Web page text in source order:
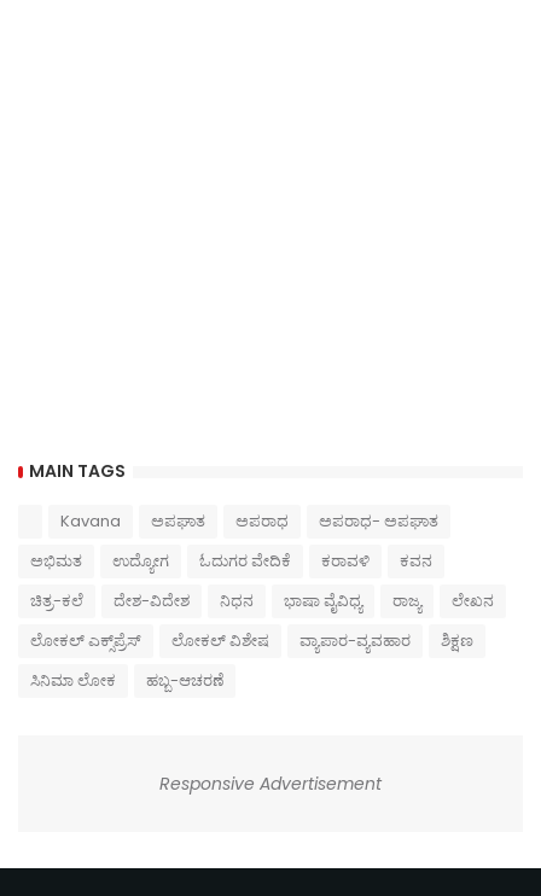
MAIN TAGS
Kavana ಅಪಘಾತ ಅಪರಾಧ
ಅಪರಾಧ- ಅಪಘಾತ
ಅಭಿಮತ
ಉದ್ಯೋಗ ಓದುಗರ ವೇದಿಕೆ ಕರಾವಳಿ
ಕವನ
ಚಿತ್ರ-ಕಲೆ
ದೇಶ-ವಿದೇಶ ನಿಧನ ಭಾಷಾ ವೈವಿಧ್ಯ ರಾಜ್ಯ
ಲೇಖನ
ಲೋಕಲ್ ಎಕ್ಸ್‌ಪ್ರೆಸ್
ಲೋಕಲ್ ವಿಶೇಷ ವ್ಯಾಪಾರ-ವ್ಯವಹಾರ
ಶಿಕ್ಷಣ
ಸಿನಿಮಾ ಲೋಕ
ಹಬ್ಬ-ಆಚರಣೆ
Responsive Advertisement